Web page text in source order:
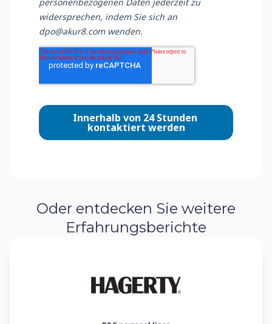
Oder entdecken Sie weitere
Erfahrungsberichte